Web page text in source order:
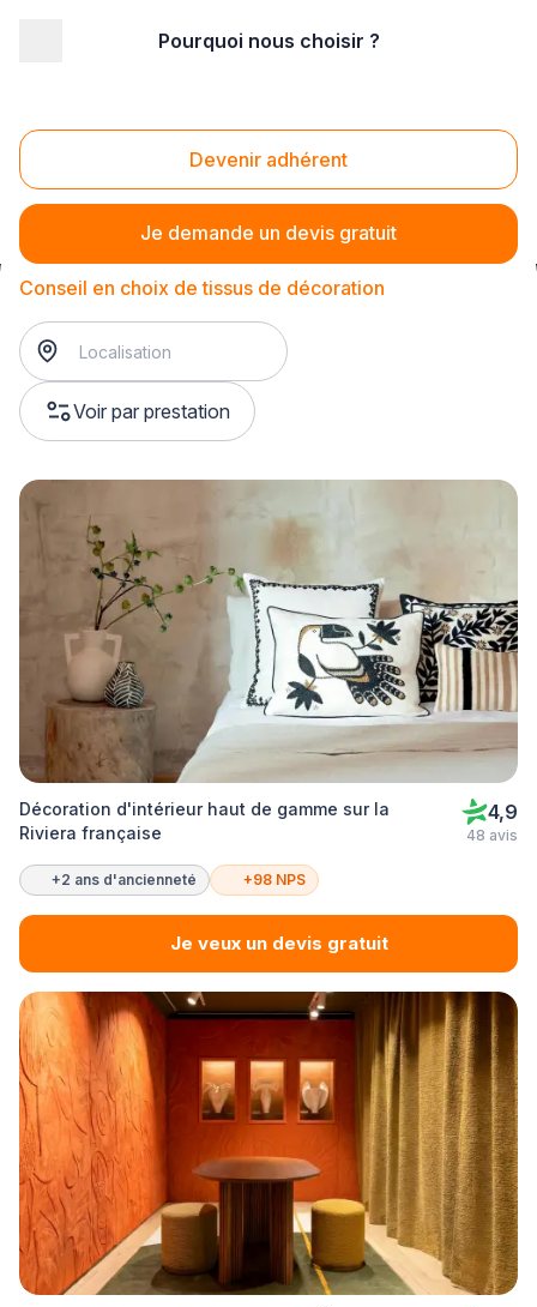
Pourquoi nous choisir ?
Devenir adhérent
Je demande un devis gratuit
Conseil en choix de tissus de décoration
Conseil en choix de tissus de décoration
Voir par prestation
Décoration d'intérieur haut de gamme sur la
Riviera française
4,9
48 avis
+2 ans d'ancienneté +98 NPS
Je veux un devis gratuit